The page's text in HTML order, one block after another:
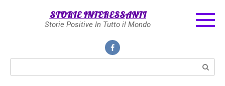
STORIE INTERESSANTI
Storie Positive In Tutto il Mondo